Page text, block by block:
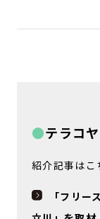
テラコ
紹介記事はこ
「フリ